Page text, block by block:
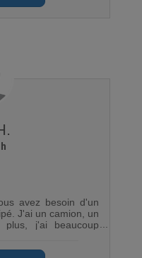
avez besoin d'un
J'ai un camion, un
j'ai beaucoup